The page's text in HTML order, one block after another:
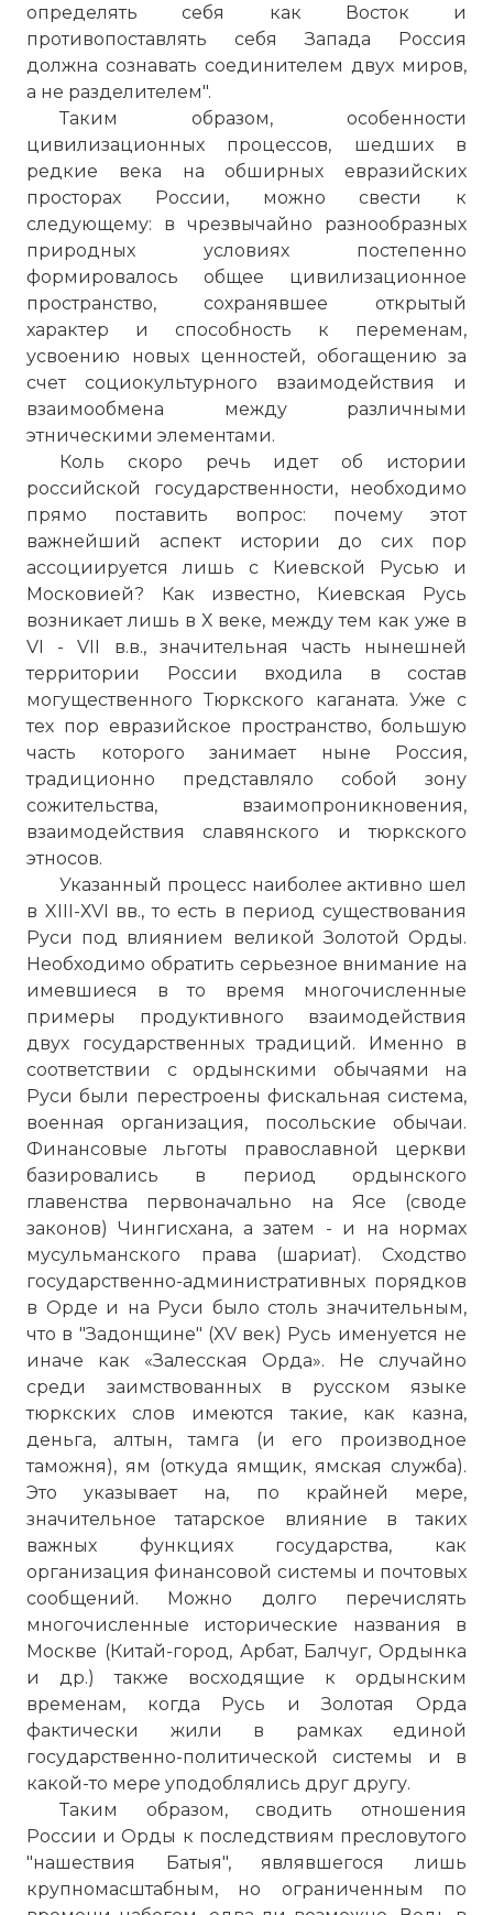
определять себя как Восток и
противопоставлять себя Запада Россия
должна сознавать соединителем двух миров,
а не разделителем".
Таким образом, особенности
цивилизационных процессов, шедших в
редкие века на обширных евразийских
просторах России, можно свести к
следующему: в чрезвычайно разнообразных
природных условиях постепенно
формировалось общее цивилизационное
пространство, сохранявшее открытый
характер и способность к переменам,
усвоению новых ценностей, обогащению за
счет социокультурного взаимодействия и
взаимообмена между различными
этническими элементами.
Коль скоро речь идет об истории
российской государственности, необходимо
прямо поставить вопрос: почему этот
важнейший аспект истории до сих пор
ассоциируется лишь с Киевской Русью и
Московией? Как известно, Киевская Русь
возникает лишь в Х веке, между тем как уже в
VI - VII в.в., значительная часть нынешней
территории России входила в состав
могущественного Тюркского каганата. Уже с
тех пор евразийское пространство, большую
часть которого занимает ныне Россия,
традиционно представляло собой зону
сожительства, взаимопроникновения,
взаимодействия славянского и тюркского
этносов.
Указанный процесс наиболее активно шел
в XIII-ХVI вв., то есть в период существования
Руси под влиянием великой Золотой Орды.
Необходимо обратить серьезное внимание на
имевшиеся в то время многочисленные
примеры продуктивного взаимодействия
двух государственных традиций. Именно в
соответствии с ордынскими обычаями на
Руси были перестроены фискальная система,
военная организация, посольские обычаи.
Финансовые льготы православной церкви
базировались в период ордынского
главенства первоначально на Ясе (своде
законов) Чингисхана, а затем - и на нормах
мусульманского права (шариат). Сходство
государственно-административных порядков
в Орде и на Руси было столь значительным,
что в "Задонщине" (ХV век) Русь именуется не
иначе как «Залесская Орда». Не случайно
среди заимствованных в русском языке
тюркских слов имеются такие, как казна,
деньга, алтын, тамга (и его производное
таможня), ям (откуда ямщик, ямская служба).
Это указывает на, по крайней мере,
значительное татарское влияние в таких
важных функциях государства, как
организация финансовой системы и почтовых
сообщений. Можно долго перечислять
многочисленные исторические названия в
Москве (Китай-город, Арбат, Балчуг, Ордынка
и др.) также восходящие к ордынским
временам, когда Русь и Золотая Орда
фактически жили в рамках единой
государственно-политической системы и в
какой-то мере уподоблялись друг другу.
Таким образом, сводить отношения
России и Орды к последствиям пресловутого
"нашествия Батыя", являвшегося лишь
крупномасштабным, но ограниченным по